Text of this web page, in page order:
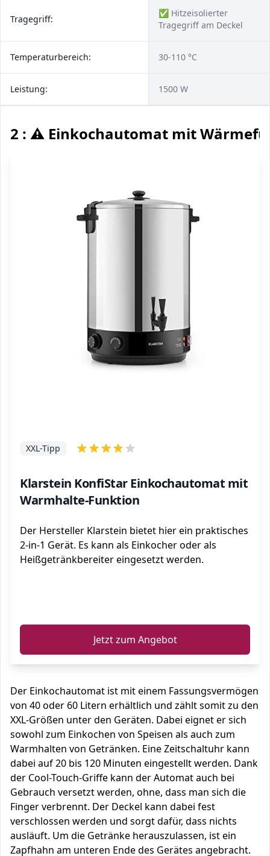
Tragegriff:
✅ Hitzeisolierter
Tragegriff am Deckel
Temperaturbereich: 30-110 °C
Leistung: 1500 W
2 : ⚠️ Einkochautomat mit
Klarstein KonfiStar Einkochautomat mit
Warmhalte-Funktion
XXL-Tipp
Der Hersteller Klarstein bietet hier ein praktisches
2-in-1 Gerät. Es kann als Einkocher oder als
Heißgetränkbereiter eingesetzt werden.
Jetzt zum Angebot
Der Einkochautomat ist mit einem Fassungsvermögen
von 40 oder 60 Litern erhältlich und zählt somit zu den
XXL-Größen unter den Geräten. Dabei eignet er sich
sowohl zum Einkochen von Speisen als auch zum
Warmhalten von Getränken. Eine Zeitschaltuhr kann
dabei auf 20 bis 120 Minuten eingestellt werden. Dank
der Cool-Touch-Griffe kann der Automat auch bei
Gebrauch versetzt werden, ohne, dass man sich die
Finger verbrennt. Der Deckel kann dabei fest
verschlossen werden und sorgt dafür, dass nichts
ausläuft. Um die Getränke herauszulassen, ist ein
Zapfhahn am unteren Ende des Gerätes angebracht.